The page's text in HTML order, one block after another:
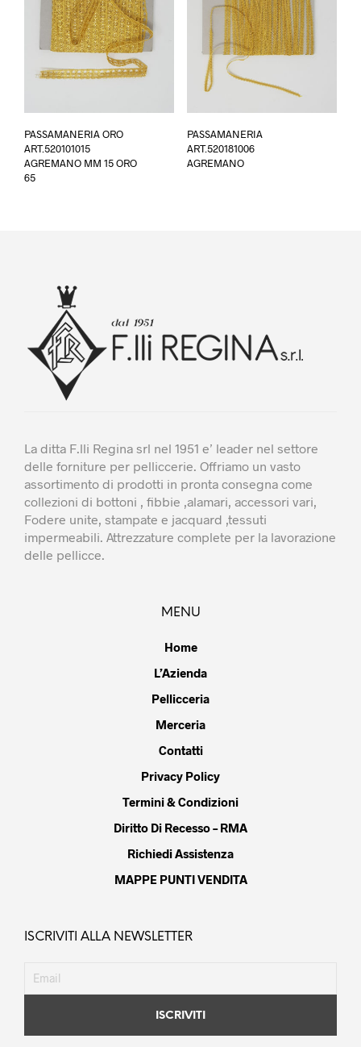
scelte
nella
pagina
del
PASSAMANERIA ORO
ART.520101015
AGREMANO MM 15 ORO
65
PASSAMANERIA
ART.520181006
AGREMANO
La ditta F.lli Regina srl nel 1951 e’ leader nel settore
delle forniture per pelliccerie. Offriamo un vasto
assortimento di prodotti in pronta consegna come
collezioni di bottoni , fibbie ,alamari, accessori vari,
Fodere unite, stampate e jacquard ,tessuti
impermeabili. Attrezzature complete per la lavorazione
delle pellicce.
MENU
Home
L’Azienda
Pellicceria
Merceria
Contatti
Privacy Policy
Termini & Condizioni
Diritto Di Recesso – RMA
Richiedi Assistenza
MAPPE PUNTI VENDITA
ISCRIVITI ALLA NEWSLETTER